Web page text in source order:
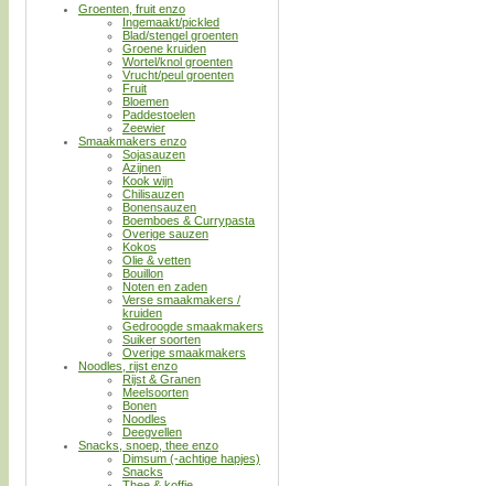
Groenten, fruit enzo
Ingemaakt/pickled
Blad/stengel groenten
Groene kruiden
Wortel/knol groenten
Vrucht/peul groenten
Fruit
Bloemen
Paddestoelen
Zeewier
Smaakmakers enzo
Sojasauzen
Azijnen
Kook wijn
Chilisauzen
Bonensauzen
Boemboes & Currypasta
Overige sauzen
Kokos
Olie & vetten
Bouillon
Noten en zaden
Verse smaakmakers /
kruiden
Gedroogde smaakmakers
Suiker soorten
Overige smaakmakers
Noodles, rijst enzo
Rijst & Granen
Meelsoorten
Bonen
Noodles
Deegvellen
Snacks, snoep, thee enzo
Dimsum (-achtige hapjes)
Snacks